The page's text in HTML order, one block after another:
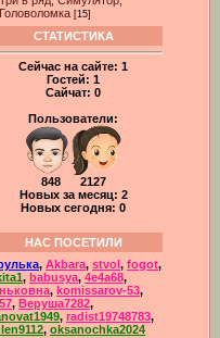
Головоломка [15]
СТАТИСТИКА
Сейчас на сайте: 1
Гостей: 1
Сайчат: 0
Пользователи:
848 2127
Новых за месяц: 2
Новых сегодня: 0
НАС ПОСЕТИЛИ
, Akbara, stvol , fogot,
, babusya, 4e4a68,
, komissarov-53,
, Веруша7282,
, radist19748783,
, oksanochka2024